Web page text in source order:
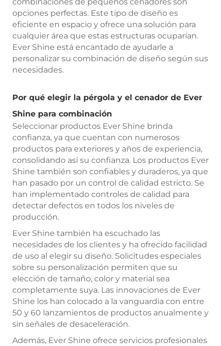
combinaciones de pequeños cenadores son
opciones perfectas. Este tipo de diseño es
eficiente en espacio y ofrece una solución para
cualquier área que estas estructuras ocuparían.
Ever Shine está encantado de ayudarle a
personalizar su combinación de diseño según sus
necesidades.
Por qué elegir la pérgola y el cenador de Ever
Shine para combinación
Seleccionar productos Ever Shine brinda
confianza, ya que cuentan con numerosos
productos para exteriores y años de experiencia,
consolidando así su confianza. Los productos Ever
Shine también son confiables y duraderos, ya que
han pasado por un control de calidad estricto. Se
han implementado controles de calidad para
detectar defectos en todos los niveles de
producción.
Ever Shine también ha escuchado las
necesidades de los clientes y ha ofrecido facilidad
de uso al elegir su diseño. Solicitudes especiales
sobre su personalización permiten que su
elección de tamaño, color y material sea
completamente suya. Las innovaciones de Ever
Shine los han colocado a la vanguardia con entre
50 y 60 lanzamientos de productos anualmente y
sin señales de desaceleración.
Además, Ever Shine ofrece servicios profesionales